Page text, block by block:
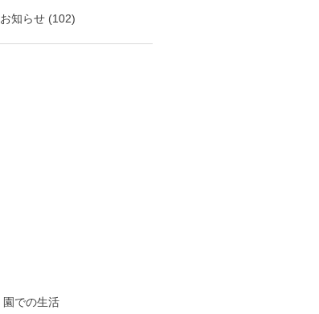
お知らせ (102)
園での生活